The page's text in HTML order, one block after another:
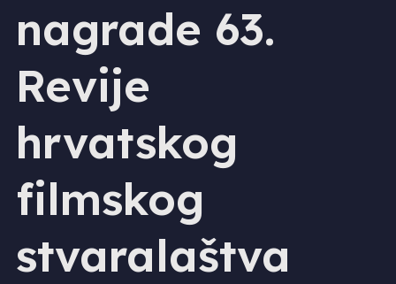
nagrade 63.
Revije
hrvatskog
filmskog
stvaralaštva